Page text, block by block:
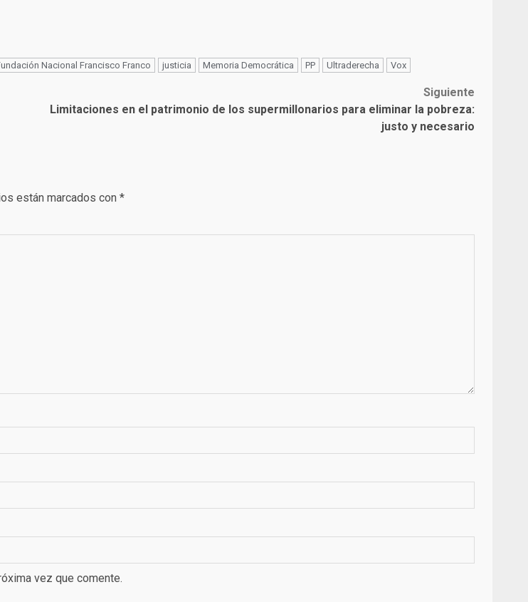
Nacional Francisco Franco justicia Memoria Democrática PP Ultraderecha Vox
Siguiente
Limitaciones en el patrimonio de los supermillonarios para eliminar la pobreza:
justo y necesario
están marcados con *
vez que comente.